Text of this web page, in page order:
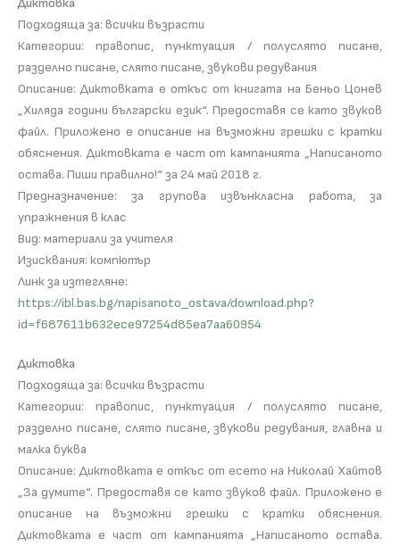
Подходяща за: всички възрасти
Категории: правопис, пунктуация / полуслято писане,
разделно писане, слято писане, звукови редувания
Описание: Диктовката е откъс от книгата на Беньо Цонев
„Хиляда години български език“. Предоставя се като звуков
файл. Приложено е описание на възможни грешки с кратки
обяснения. Диктовката е част от кампанията „Написаното
остава. Пиши правилно!“ за 24 май 2018 г.
Предназначение: за групова извънкласна работа, за
упражнения в клас
Вид: материали за учителя
Изисквания: компютър
Линк за изтегляне:
https://ibl.bas.bg/napisanoto_ostava/download.php?
id=f687611b632ece97254d85ea7aa60954
Диктовка
Подходяща за: всички възрасти
Категории: правопис, пунктуация / полуслято писане,
разделно писане, слято писане, звукови редувания, главна и
малка буква
Описание: Диктовката е откъс от есето на Николай Хайтов
„За думите“. Предоставя се като звуков файл. Приложено е
описание на възможни грешки с кратки обяснения.
Диктовката е част от кампанията „Написаното остава.